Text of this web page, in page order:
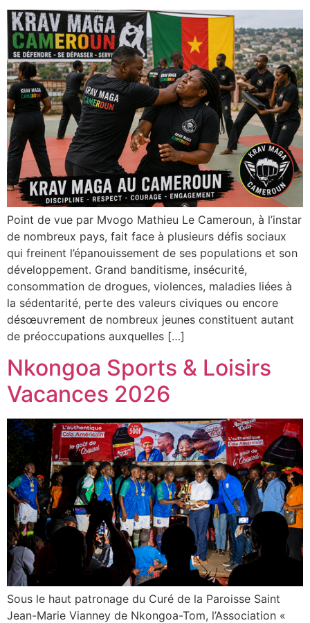
Point de vue par Mvogo Mathieu Le Cameroun, à l’instar
de nombreux pays, fait face à plusieurs défis sociaux
qui freinent l’épanouissement de ses populations et son
développement. Grand banditisme, insécurité,
consommation de drogues, violences, maladies liées à
la sédentarité, perte des valeurs civiques ou encore
désœuvrement de nombreux jeunes constituent autant
de préoccupations auxquelles […]
Nkongoa Sports & Loisirs
Vacances 2026
Sous le haut patronage du Curé de la Paroisse Saint
Jean-Marie Vianney de Nkongoa-Tom, l’Association «